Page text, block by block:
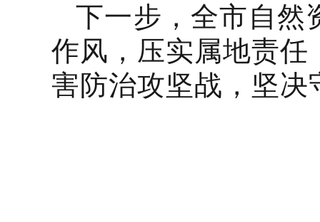
下一步，全市自然
作风，压实属地责
害防治攻坚战，坚